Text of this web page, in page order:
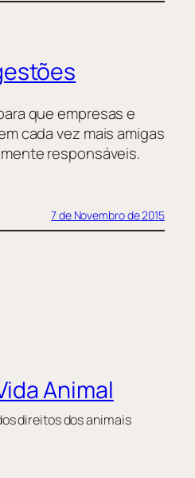
que empresas e
cada vez mais amigas
responsáveis.
7 de Novembro de 2015
Animal
direitos dos animais